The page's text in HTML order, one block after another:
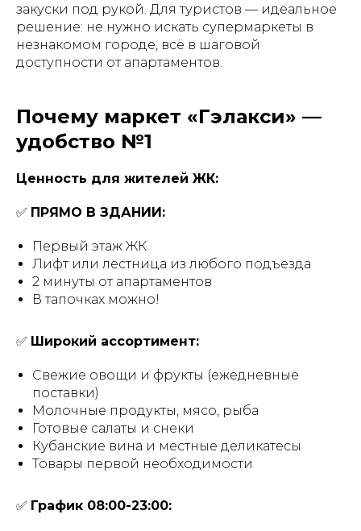
закуски под рукой. Для туристов — идеальное
решение: не нужно искать супермаркеты в
незнакомом городе, всё в шаговой
доступности от апартаментов.
Почему маркет «Гэлакси» —
удобство №1
Ценность для жителей ЖК:
✅ ПРЯМО В ЗДАНИИ:
Первый этаж ЖК
Лифт или лестница из любого подъезда
2 минуты от апартаментов
В тапочках можно!
✅ Широкий ассортимент:
Свежие овощи и фрукты (ежедневные
поставки)
Молочные продукты, мясо, рыба
Готовые салаты и снеки
Кубанские вина и местные деликатесы
Товары первой необходимости
✅ График 08:00-23:00: